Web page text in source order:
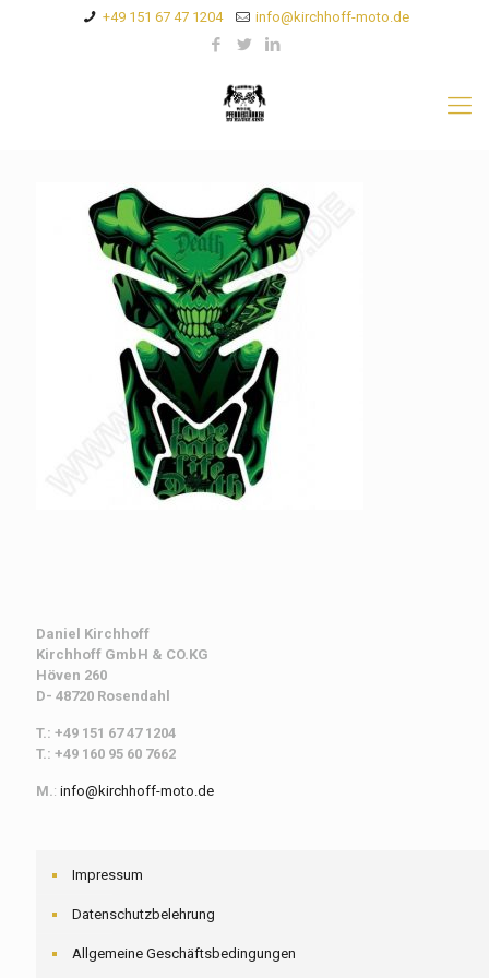
+49 151 67 47 1204 info@kirchhoff-moto.de
Daniel Kirchhoff
Kirchhoff GmbH & CO.KG
Höven 260
D- 48720 Rosendahl
T.: +49 151 67 47 1204
T.: +49 160 95 60 7662
M.: info@kirchhoff-moto.de
Impressum
Datenschutzbelehrung
Allgemeine Geschäftsbedingungen